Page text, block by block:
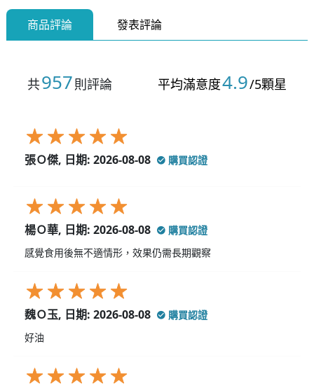
商品評論 發表評論
共957則評論 平均滿意度4.9/5顆星
張Ｏ傑, 日期: 2026-08-08 購買認證
楊Ｏ華, 日期: 2026-08-08
購買認證
感覺食用後無不適情形，效果仍需長期觀察
魏Ｏ玉, 日期: 2026-08-08
購買認證
好油